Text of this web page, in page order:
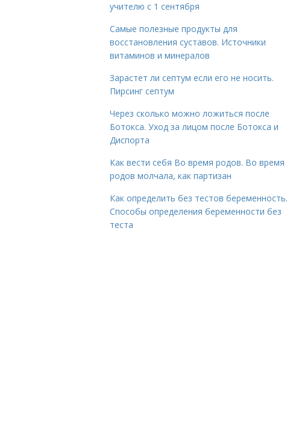
учителю с 1 сентября
Самые полезные продукты для
восстановления суставов. Источники
витаминов и минералов
Зарастет ли септум если его не носить.
Пирсинг септум
Через сколько можно ложиться после
Ботокса. Уход за лицом после Ботокса и
Диспорта
Как вести себя Во время родов. Во время
родов молчала, как партизан
Как определить без тестов беременность.
Способы определения беременности без
теста